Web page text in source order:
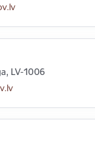
LV-1006